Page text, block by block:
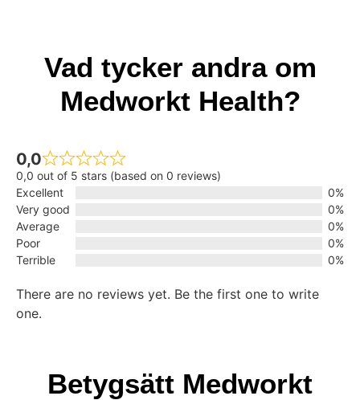
Vad tycker andra om
Medworkt Health?
0,0
0,0 out of 5 stars (based on 0 reviews)
Excellent
0%
Very good
0%
Average
0%
Poor
0%
Terrible
0%
There are no reviews yet. Be the first one to write
one.
Betygsätt Medworkt